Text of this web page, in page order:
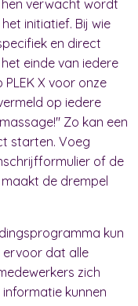
verwacht wordt
initiatief. Bij wie
en direct
einde van iedere
X voor onze
op iedere
Zo kan een
starten. Voeg
of de
de drempel
kun
ervoor dat alle
zich
kunnen